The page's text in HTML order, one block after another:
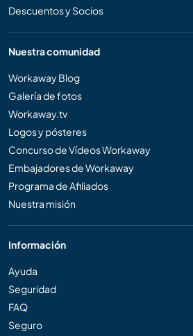
Descuentos y Socios
Nuestra comunidad
Workaway Blog
Galería de fotos
Workaway.tv
Logos y pósteres
Concurso de Vídeos Workaway
Embajadores de Workaway
Programa de Afiliados
Nuestra misión
Información
Ayuda
Seguridad
FAQ
Seguro